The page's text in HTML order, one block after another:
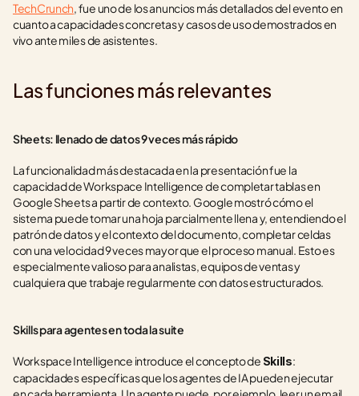
TechCrunch, fue uno de los anuncios más detallados del evento en
cuanto a capacidades concretas y casos de uso demostrados en
vivo ante miles de asistentes.
Las funciones más relevantes
Sheets: llenado de datos 9 veces más rápido
La funcionalidad más destacada en la presentación fue la
capacidad de Workspace Intelligence de completar tablas en
Google Sheets a partir de contexto. Google mostró cómo el
sistema puede tomar una hoja parcialmente llena y, entendiendo el
patrón de datos y el contexto del documento, completar celdas
con una velocidad 9 veces mayor que el proceso manual. Esto es
especialmente valioso para analistas, equipos de ventas y
cualquiera que trabaje regularmente con datos estructurados.
Skills para agentes en toda la suite
Workspace Intelligence introduce el concepto de Skills:
capacidades específicas que los agentes de IA pueden ejecutar